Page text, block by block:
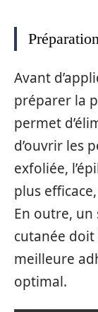
Avant
préparer la
permet
d’ouvrir les
exfoliée,
plus
En outre, un
cutanée
meilleure
optimal.